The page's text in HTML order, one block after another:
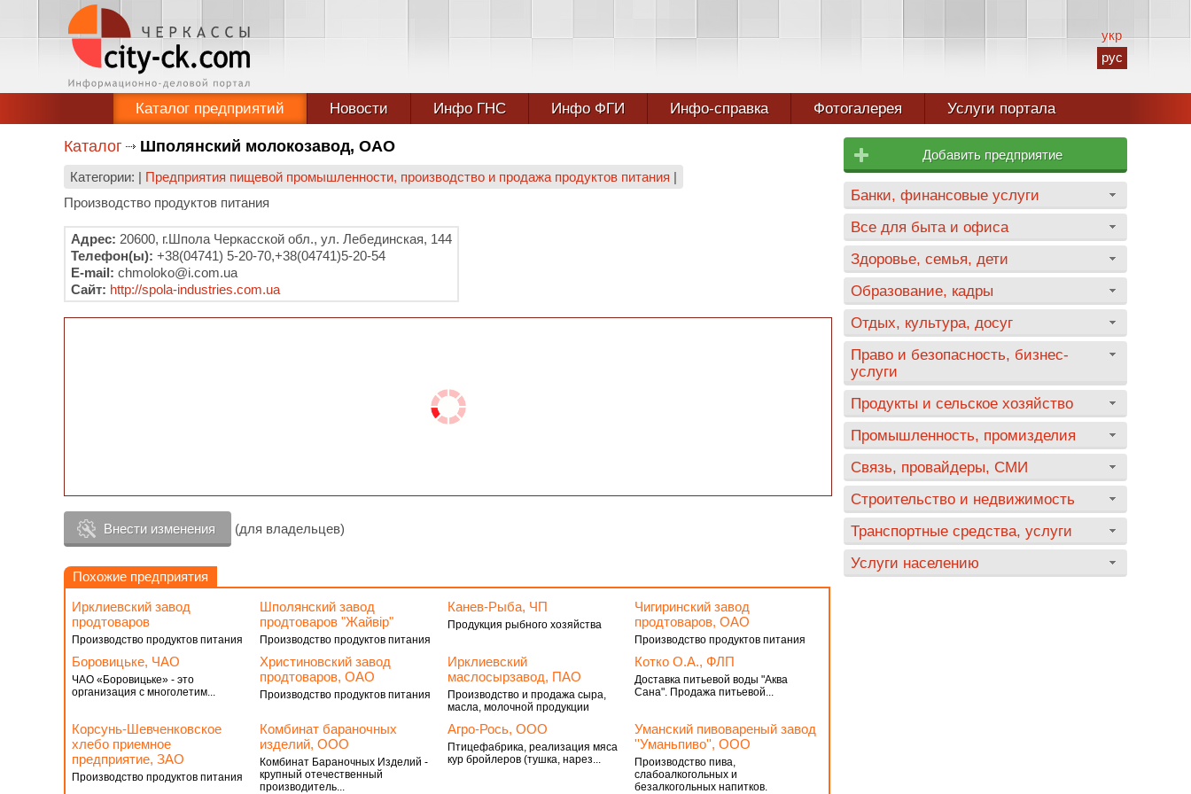
укр
рус
Каталог предприятий Новости Инфо ГНС Инфо ФГИ Инфо-справка Фотогалерея Услуги портала
Каталог Шполянский молокозавод, ОАО
Категории: | Предприятия пищевой промышленности, производство и продажа продуктов питания |
Производство продуктов питания
Адрес: 20600, г.Шпола Черкасской обл., ул. Лебединская, 144
Телефон(ы): +38(04741) 5-20-70,+38(04741)5-20-54
E-mail: chmoloko@i.com.ua
Сайт: http://spola-industries.com.ua
Внести изменения (для владельцев)
Похожие предприятия
Ирклиевский завод
продтоваров
Производство продуктов питания
Шполянский завод
продтоваров "Жайвiр"
Производство продуктов питания
Канев-Рыба, ЧП
Продукция рыбного хозяйства
Чигиринский завод
продтоваров, ОАО
Производство продуктов питания
Боровицьке, ЧАО
ЧАО «Боровицьке» - это
организация с многолетим...
Христиновский завод
продтоваров, ОАО
Производство продуктов питания
Ирклиевский
маслосырзавод, ПАО
Производство и продажа сыра,
масла, молочной продукции
Котко О.А., ФЛП
Доставка питьевой воды "Аква
Сана". Продажа питьевой...
Корсунь-Шевченковское
хлебо приемное
предприятие, ЗАО
Производство продуктов питания
Комбинат бараночных
изделий, ООО
Комбинат Бараночных Изделий -
крупный отечественный
производитель...
Агро-Рось, ООО
Птицефабрика, реализация мяса
кур бройлеров (тушка, нарез...
Уманский пивовареный завод
''Уманьпиво'', ООО
Производство пива,
слабоалкогольных и
безалкогольных напитков.
Добавить предприятие
Банки, финансовые услуги
Все для быта и офиса
Здоровье, семья, дети
Образование, кадры
Отдых, культура, досуг
Право и безопасность, бизнес-
услуги
Продукты и сельское хозяйство
Промышленность, промизделия
Связь, провайдеры, СМИ
Строительство и недвижимость
Транспортные средства, услуги
Услуги населению